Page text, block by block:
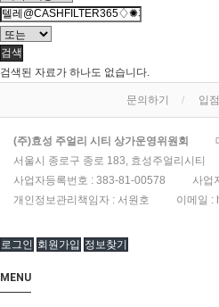
검색
검색된 자료가 하나도 없습니다.
문의하기 입
(주)효성 주얼리 시티 상가운영위원회
서울시 종로구 종로 183, 효성주얼리시티
사업자등록번호 : 383-81-00578
사업
개인정보관리책임자 : 서원호
이메일 :
로그인 회원가입 정보찾기
MENU